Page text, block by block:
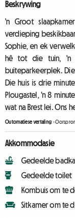
Beskrywing
'n Groot
verdieping
Sophie, en ek
hê tot die tuin, 'n
buiteparkeerplek.
Die huis is drie
Plougastel, 'n 8
wat na Brest lei. Ons
Outomatiese vertaling -
Akkommodasie
Gedeelde
Gedeelde toilet
Kombuis om te
Sitkamer om te